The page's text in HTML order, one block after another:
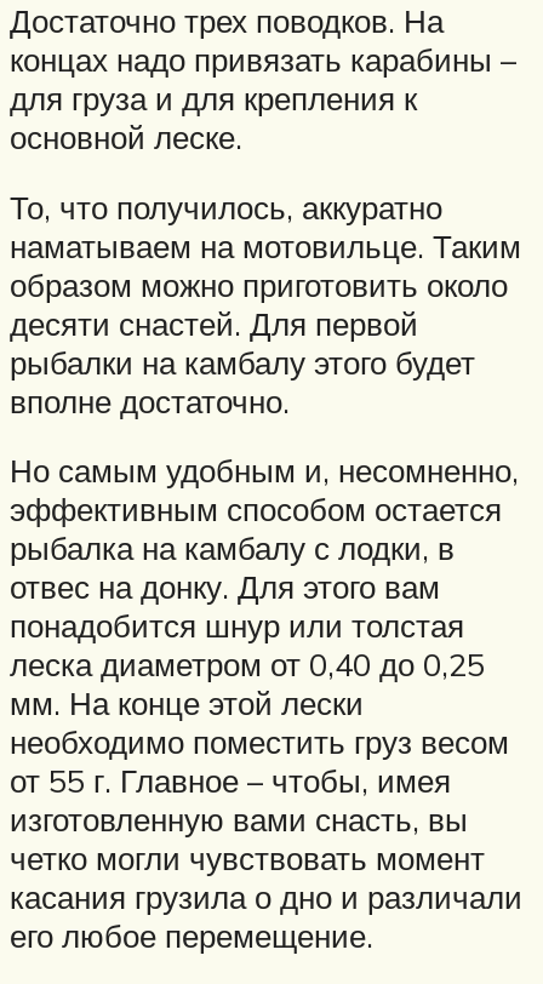
Достаточно трех поводков. На
концах надо привязать карабины –
для груза и для крепления к
основной леске.
То, что получилось, аккуратно
наматываем на мотовильце. Таким
образом можно приготовить около
десяти снастей. Для первой
рыбалки на камбалу этого будет
вполне достаточно.
Но самым удобным и, несомненно,
эффективным способом остается
рыбалка на камбалу с лодки, в
отвес на донку. Для этого вам
понадобится шнур или толстая
леска диаметром от 0,40 до 0,25
мм. На конце этой лески
необходимо поместить груз весом
от 55 г. Главное – чтобы, имея
изготовленную вами снасть, вы
четко могли чувствовать момент
касания грузила о дно и различали
его любое перемещение.